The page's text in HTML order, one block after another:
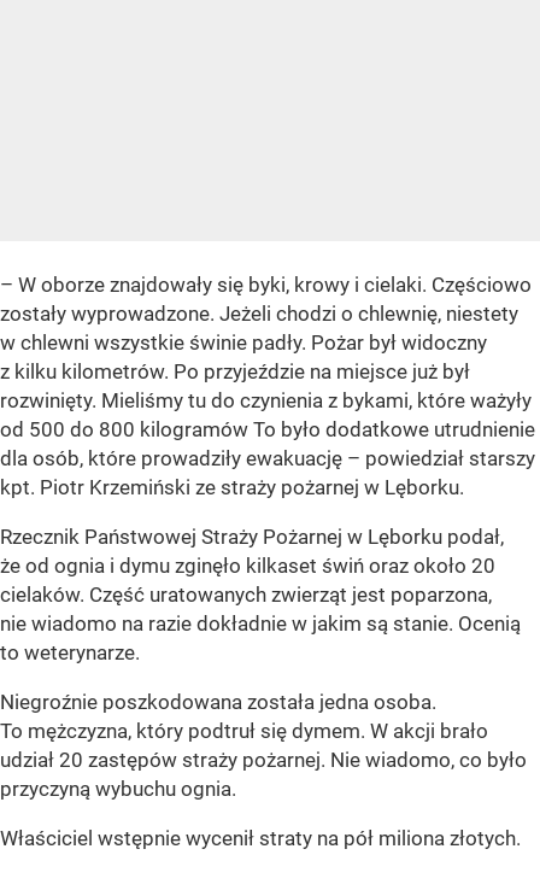
– W oborze znajdowały się byki, krowy i cielaki. Częściowo
zostały wyprowadzone. Jeżeli chodzi o chlewnię, niestety
w chlewni wszystkie świnie padły. Pożar był widoczny
z kilku kilometrów. Po przyjeździe na miejsce już był
rozwinięty. Mieliśmy tu do czynienia z bykami, które ważyły
od 500 do 800 kilogramów To było dodatkowe utrudnienie
dla osób, które prowadziły ewakuację – powiedział starszy
kpt. Piotr Krzemiński ze straży pożarnej w Lęborku.
Rzecznik Państwowej Straży Pożarnej w Lęborku podał,
że od ognia i dymu zginęło kilkaset świń oraz około 20
cielaków. Część uratowanych zwierząt jest poparzona,
nie wiadomo na razie dokładnie w jakim są stanie. Ocenią
to weterynarze.
Niegroźnie poszkodowana została jedna osoba.
To mężczyzna, który podtruł się dymem. W akcji brało
udział 20 zastępów straży pożarnej. Nie wiadomo, co było
przyczyną wybuchu ognia.
Właściciel wstępnie wycenił straty na pół miliona złotych.